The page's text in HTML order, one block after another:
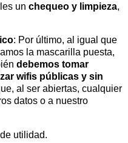
un chequeo y limpieza,
: Por último, al igual que
la mascarilla puesta,
debemos tomar
wifis públicas y sin
al ser abiertas, cualquier
datos o a nuestro
utilidad.